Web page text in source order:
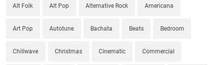
Alt Folk Alt Pop Alternative Rock Americana
Art Pop Autotune Bachata Beats Bedroom
Chillwave Christmas Cinematic Commercial